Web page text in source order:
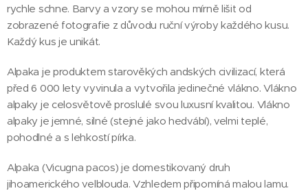
rychle schne. Barvy a vzory se mohou mírně lišit od
zobrazené fotografie z důvodu ruční výroby každého kusu.
Každý kus je unikát.
Alpaka je produktem starověkých andských civilizací, která
před 6 000 lety vyvinula a vytvořila jedinečné vlákno. Vlákno
alpaky je celosvětově proslulé svou luxusní kvalitou. Vlákno
alpaky je jemné, silné (stejné jako hedvábí), velmi teplé,
pohodlné a s lehkostí pírka.
Alpaka (Vicugna pacos) je domestikovaný druh
jihoamerického velblouda. Vzhledem připomíná malou lamu.